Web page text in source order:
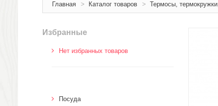
Главная > Каталог товаров > Термосы,
Избранные
Нет избранных товаров
Посуда